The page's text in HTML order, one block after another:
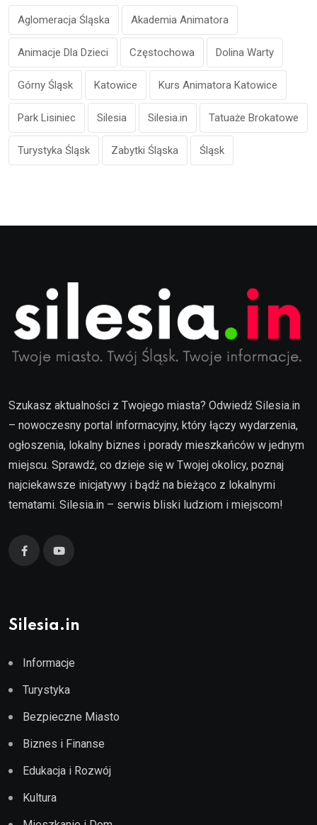
Aglomeracja Śląska Akademia Animatora
Animacje Dla Dzieci Częstochowa Dolina Warty
Górny Śląsk Katowice Kurs Animatora Katowice
Park Lisiniec Silesia Silesia.in Tatuaże Brokatowe
Turystyka Śląsk Zabytki Śląska Śląsk
Szukasz aktualności z Twojego miasta? Odwiedź Silesia.in
– nowoczesny portal informacyjny, który łączy wydarzenia,
ogłoszenia, lokalny biznes i porady mieszkańców w jednym
miejscu. Sprawdź, co dzieje się w Twojej okolicy, poznaj
najciekawsze inicjatywy i bądź na bieżąco z lokalnymi
tematami. Silesia.in – serwis bliski ludziom i miejscom!
Silesia.in
Informacje
Turystyka
Bezpieczne Miasto
Biznes i Finanse
Edukacja i Rozwój
Kultura